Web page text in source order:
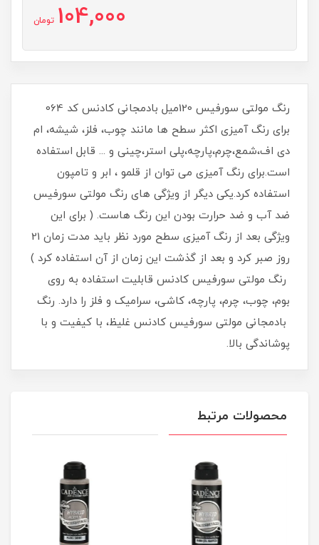
104,000 تومان
رنگ مولتی سورفیس 120میل بادمجانی کادنس کد 064
برای رنگ آمیزی اکثر سطح ها مانند چوب، فلز، شیشه، ام
دی اف،شمع،چرم،پارچه،پلی استر،چینی و ... قابل استفاده
است.برای رنگ آمیزی می توان از قلمو ، ابر و تامپون
استفاده کرد.یکی دیگر از ویژگی های رنگ مولتی سورفیس
ضد آب و ضد حرارت بودن این رنگ هاست. ( برای این
ویژگی بعد از رنگ آمیزی سطح مورد نظر باید مدت زمان 21
روز صبر کرد و بعد از گذشت این زمان از آن استفاده کرد )
رنگ مولتی سورفیس کادنس قابلیت استفاده به روی
بوم، چوب، چرم، پارچه، کاشی، سرامیک و فلز را دارد. رنگ
بادمجانی مولتی سورفیس کادنس غلیظ، با کیفیت و با
پوشاندگی بالا.
محصولات مرتبط